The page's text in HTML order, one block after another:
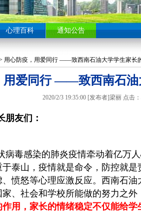
心理百科 通知公告
用心防疫，用爱同行 ——致西南石油大学学生家长
用爱同行 ——致西南石油
2020/2/3 19:35:00 [发布者]梁丽 点击
朋友们：
病毒感染的肺炎疫情牵动着亿万
泰山，疫情就是命令，防控就
愤怒等心理应激反应。西南石
、社会和学校所能做的努力之外
用，家长的情绪稳定不仅能给